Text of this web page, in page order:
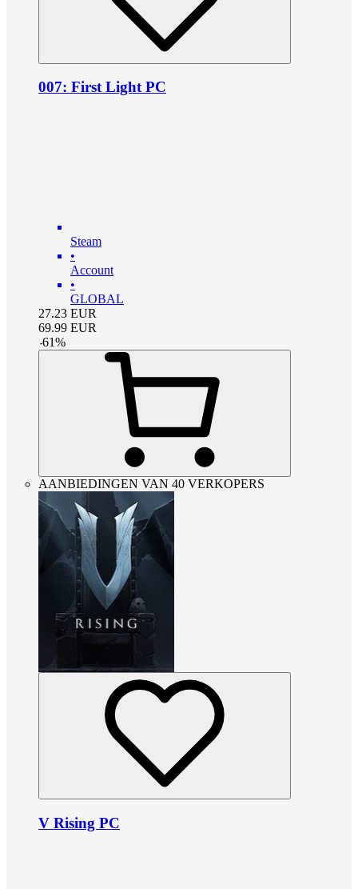
007: First Light PC
Steam
•
Account
•
GLOBAL
27.23 EUR
69.99 EUR
-61%
AANBIEDINGEN VAN 40 VERKOPERS
V Rising PC